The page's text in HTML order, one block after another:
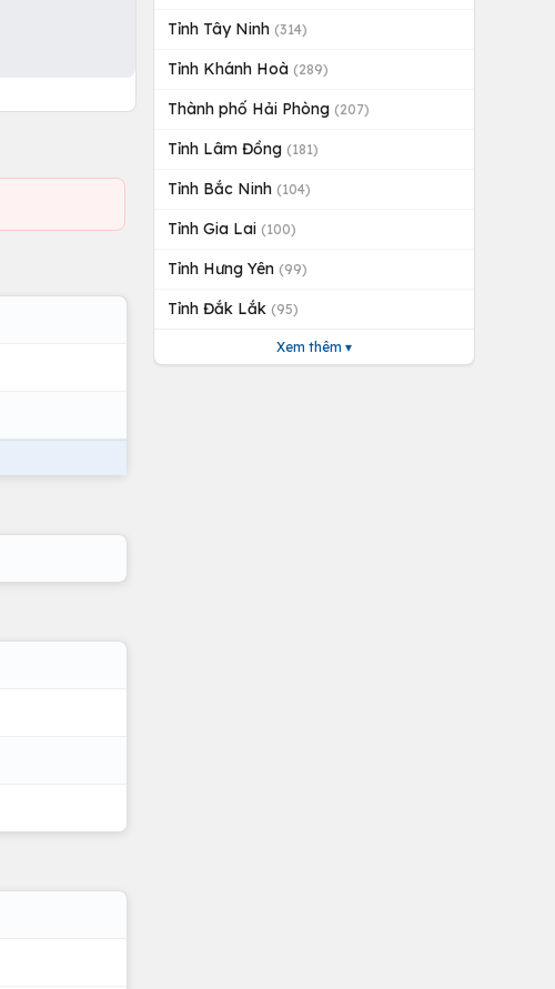
Tỉnh Tây Ninh (314)
Tỉnh Khánh Hoà (289)
Thành phố Hải Phòng (207)
Tỉnh Lâm Đồng (181)
Tỉnh Bắc Ninh (104)
Tỉnh Gia Lai (100)
Tỉnh Hưng Yên (99)
Tỉnh Đắk Lắk (95)
Xem thêm ▾